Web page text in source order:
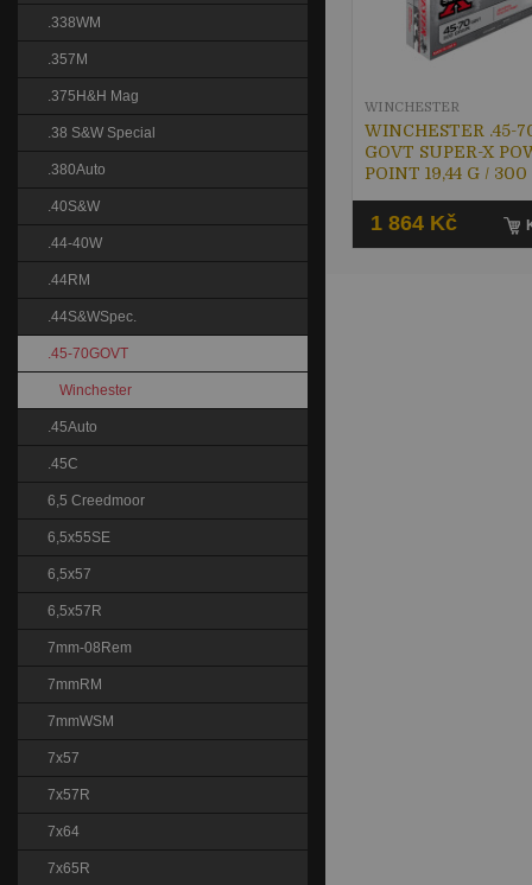
WINCHESTER .45-
GOVT SUPER-X
POINT 19,44 G / 300
WINCHESTER
1 864 Kč
.338WM
.357M
.375H&H Mag
.38 S&W Special
.380Auto
.40S&W
.44-40W
.44RM
.44S&WSpec.
.45-70GOVT
Winchester
.45Auto
.45C
6,5 Creedmoor
6,5x55SE
6,5x57
6,5x57R
7mm-08Rem
7mmRM
7mmWSM
7x57
7x57R
7x64
7x65R